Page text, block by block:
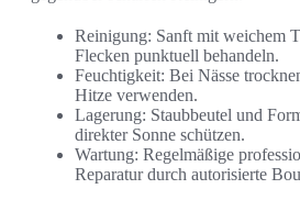
Reinigung: Sanft mit weichem
Flecken punktuell behandeln.
Feuchtigkeit: Bei Nässe
Hitze verwenden.
Lagerung: Staubbeutel und
direkter Sonne schützen.
Wartung: Regelmäßige
Reparatur durch autorisierte